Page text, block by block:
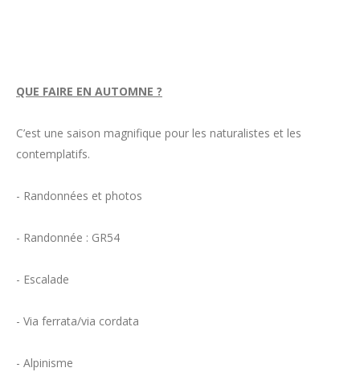
QUE FAIRE EN AUTOMNE ?
C’est une saison magnifique pour les naturalistes et les
contemplatifs.
- Randonnées et photos
- Randonnée : GR54
- Escalade
- Via ferrata/via cordata
- Alpinisme